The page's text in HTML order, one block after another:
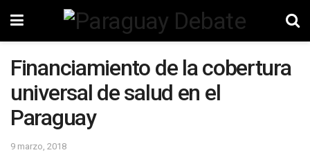
Financiamiento de la cobertura
universal de salud en el
Paraguay
9 marzo, 2018